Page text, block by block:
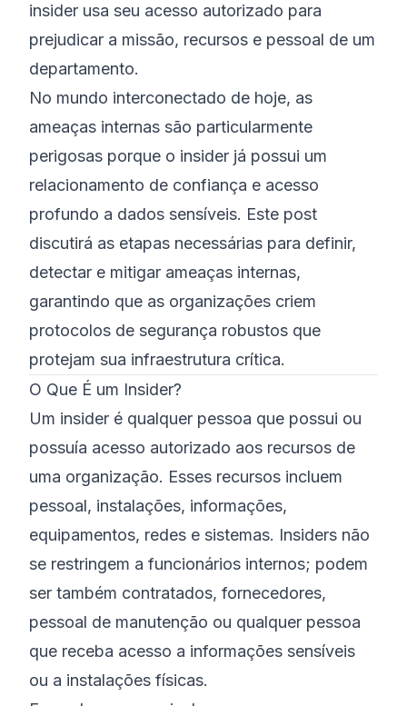
insider usa seu acesso autorizado para
prejudicar a missão, recursos e pessoal de um
departamento.
No mundo interconectado de hoje, as
ameaças internas são particularmente
perigosas porque o insider já possui um
relacionamento de confiança e acesso
profundo a dados sensíveis. Este post
discutirá as etapas necessárias para definir,
detectar e mitigar ameaças internas,
garantindo que as organizações criem
protocolos de segurança robustos que
protejam sua infraestrutura crítica.
O Que É um Insider?
Um insider é qualquer pessoa que possui ou
possuía acesso autorizado aos recursos de
uma organização. Esses recursos incluem
pessoal, instalações, informações,
equipamentos, redes e sistemas. Insiders não
se restringem a funcionários internos; podem
ser também contratados, fornecedores,
pessoal de manutenção ou qualquer pessoa
que receba acesso a informações sensíveis
ou a instalações físicas.